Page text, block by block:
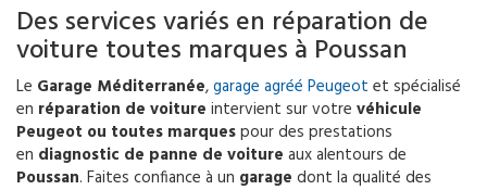
Des services variés en réparation de
voiture toutes marques à Poussan
Le Garage Méditerranée,garage agréé Peugeot et spécialisé
en réparation de voiture intervient sur votre véhicule
Peugeot ou toutes marquespour des prestations
en diagnostic de panne de voiture aux alentours de
Poussan. Faites confiance à un garage dont la qualité des